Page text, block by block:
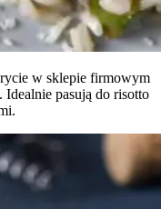
w sklepie firmowym
pasują do risotto